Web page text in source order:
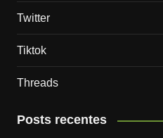
Twitter
Tiktok
Threads
Posts recentes